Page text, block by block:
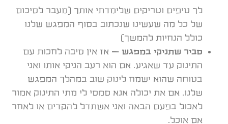
לך טיפים וטריקים שלימדתי אותך (מעבר לסיכום
של כל מה שעשינו שנכתוב בסוף המפגש שלנו
כולל הנחיות להמשך)
סביר שתניקי במפגש – אז אין סיבה לחכות עם
התינוק עד שאגיע. אם הוא רעב הניקי אותו ואני
בטוחה שהוא ישמח לינוק שוב במהלך המפגש
שלנו. אם את יכולה אנא סמסי לי מתי התינוק אמור
לאכול בפעם הבאה ואני אשתדל להקדים או לאחר
אם אוכל.